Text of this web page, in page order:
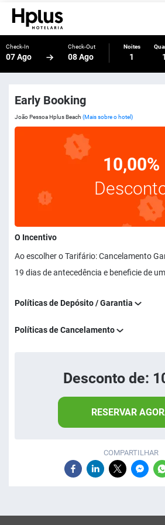
Check-In
07 Ago
Check-Out
08 Ago
Noites
1 1
Early Booking
João Pessoa Hplus Beach (Mais sobre o hotel)
10,00%
O Incentivo
Ao escolher o Tarifário: Cancelamento
19 dias de antecedência e beneficie de
Políticas de Depósito / Garantia
Políticas de Cancelamento
Desconto de:
RESERVAR
COMPARTILHAR